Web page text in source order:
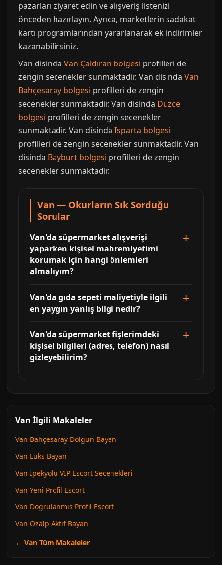
pazarları ziyaret edin ve alışveriş listenizi
önceden hazırlayın. Ayrıca, marketlerin sadakat
kartı programlarından yararlanarak ek indirimler
kazanabilirsiniz.
Van disinda Van Çaldıran bolgesi profilleri de
zengin secenekler sunmaktadir. Van disinda Van
Bahçesaray bolgesi profilleri de zengin
secenekler sunmaktadir. Van disinda Düzce
bolgesi profilleri de zengin secenekler
sunmaktadir. Van disinda Isparta bolgesi
profilleri de zengin secenekler sunmaktadir. Van
disinda Bayburt bolgesi profilleri de zengin
secenekler sunmaktadir.
Van — Okurların Sık Sorduğu
Sorular
Van'da süpermarket alışverişi
yaparken kişisel mahremiyetimi
korumak için hangi önlemleri
almalıyım?
Van'da gıda sepeti maliyetiyle ilgili
en yaygın yanlış bilgi nedir?
Van'da süpermarket fişlerimdeki
kişisel bilgileri (adres, telefon) nasıl
gizleyebilirim?
Van İlgili Makaleler
Van Bahçesaray Dolgun Bayan
Van Luks Bayan
Van İpekyolu VIP Escort Secenekleri
Van Yeni Profil Escort
Van Dogrulanmis Profil Escort
Van Özalp Aktif Bayan
← Van Tüm Makaleler